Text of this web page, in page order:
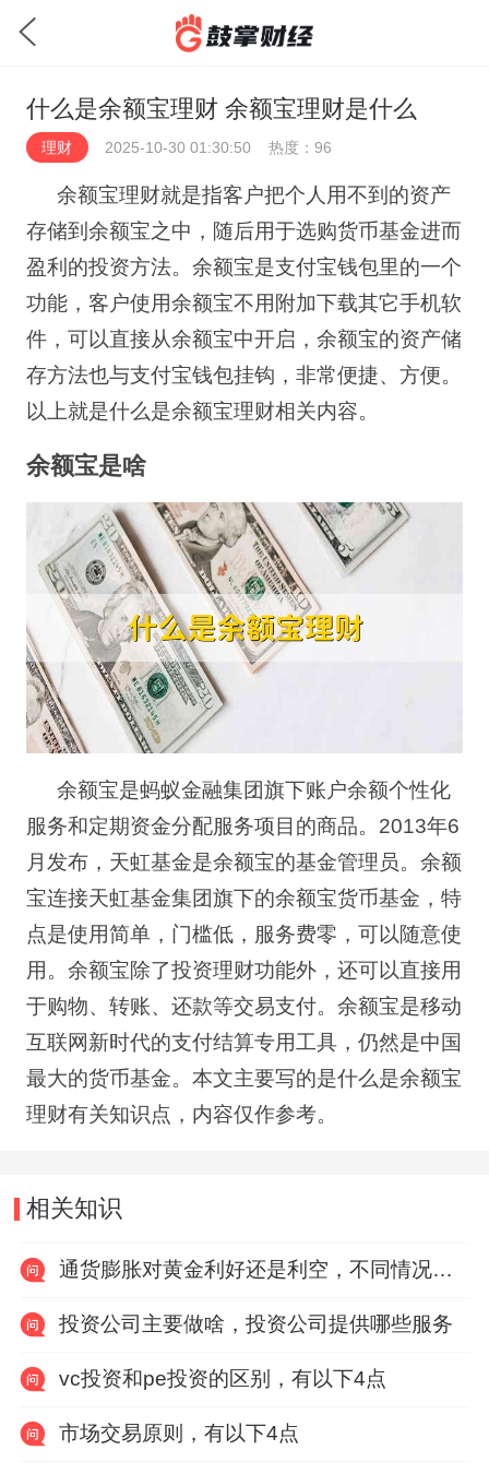
什么是余额宝理财 余额宝理财是什么
理财 2025-10-30 01:30:50 热度：96
余额宝理财就是指客户把个人用不到的资产
存储到余额宝之中，随后用于选购货币基金进而
盈利的投资方法。余额宝是支付宝钱包里的一个
功能，客户使用余额宝不用附加下载其它手机软
件，可以直接从余额宝中开启，余额宝的资产储
存方法也与支付宝钱包挂钩，非常便捷、方便。
以上就是什么是余额宝理财相关内容。
余额宝是啥
余额宝是蚂蚁金融集团旗下账户余额个性化
服务和定期资金分配服务项目的商品。 2013年6
月发布，天虹基金是余额宝的基金管理员。余额
宝连接天虹基金集团旗下的余额宝货币基金，特
点是使用简单，门槛低，服务费零，可以随意使
用。余额宝除了投资理财功能外，还可以直接用
于购物、转账、还款等交易支付。余额宝是移动
互联网新时代的支付结算专用工具，仍然是中国
最大的货币基金。本文主要写的是什么是余额宝
理财有关知识点，内容仅作参考。
相关知识
通货膨胀对黄金利好还是利空，不同情况下有利又有弊
投资公司主要做啥，投资公司提供哪些服务
vc投资和pe投资的区别，有以下4点
市场交易原则，有以下4点